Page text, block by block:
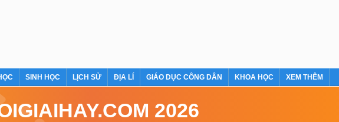
SINH HỌC LỊCH SỬ ĐỊA LÍ GIÁO DỤC CÔNG DÂN KHOA HỌC XEM THÊM
2026